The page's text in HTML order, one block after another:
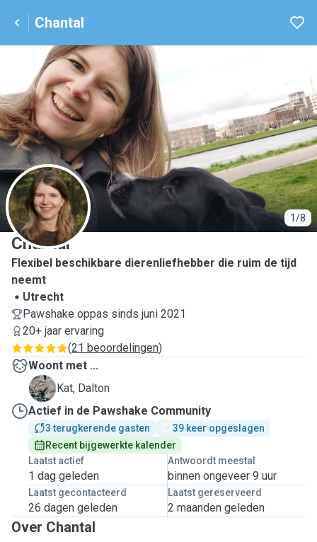
Chantal
1/8
C
Chantal
Flexibel beschikbare dierenliefhebber die ruim de tijd
neemt
Utrecht
Pawshake oppas sinds juni 2021
20+ jaar ervaring
(21 beoordelingen)
Woont met ...
D
Kat, Dalton
Actief in de Pawshake Community
3 terugkerende gasten
39 keer opgeslagen
Recent bijgewerkte kalender
Laatst actief
1 dag geleden
Antwoordt meestal
binnen ongeveer 9 uur
Laatst gecontacteerd
26 dagen geleden
Laatst gereserveerd
2 maanden geleden
Over Chantal